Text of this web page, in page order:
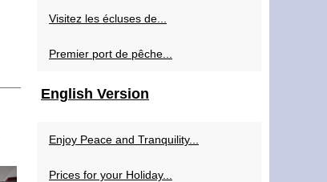
Visitez les écluses de...
Premier port de pêche...
English Version
Enjoy Peace and Tranquility...
Prices for your Holiday...